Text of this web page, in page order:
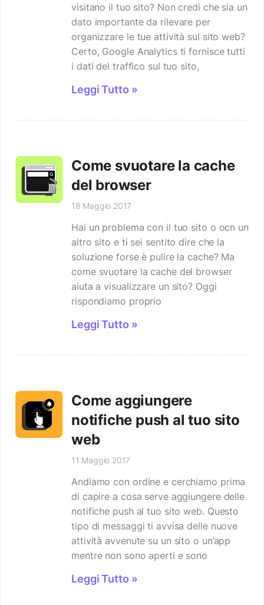
visitano il tuo sito? Non credi che sia un
dato importante da rilevare per
organizzare le tue attività sul sito web?
Certo, Google Analytics ti fornisce tutti
i dati del traffico sul tuo sito,
Leggi Tutto »
Come svuotare la cache
del browser
18 Maggio 2017
Hai un problema con il tuo sito o ocn un
altro sito e ti sei sentito dire che la
soluzione forse è pulire la cache? Ma
come svuotare la cache del browser
aiuta a visualizzare un sito? Oggi
rispondiamo proprio
Leggi Tutto »
Come aggiungere
notifiche push al tuo sito
web
11 Maggio 2017
Andiamo con ordine e cerchiamo prima
di capire a cosa serve aggiungere delle
notifiche push al tuo sito web. Questo
tipo di messaggi ti avvisa delle nuove
attività avvenute su un sito o un’app
mentre non sono aperti e sono
Leggi Tutto »